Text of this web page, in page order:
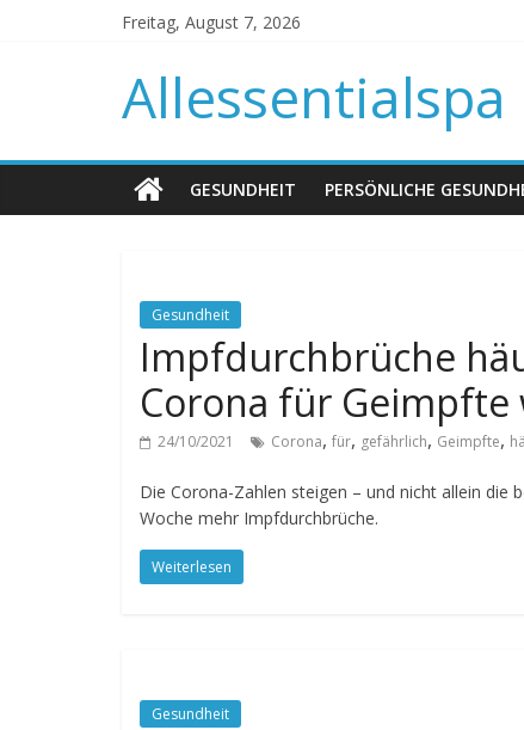
Freitag, August 7, 2026
Allessentialspa
GESUNDHEIT PERSÖNLICHE
Gesundheit
Impfdurchbrüche
Corona für Geimpfte
24/10/2021 Corona, für, gefährlich, Geimpfte,
Die Corona-Zahlen steigen – und nicht allein
Woche mehr Impfdurchbrüche.
Weiterlesen
Gesundheit